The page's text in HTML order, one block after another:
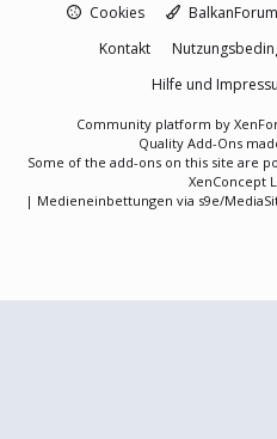
Cookies BalkanForum
Kontakt
Hilfe und
Community platform by
Quality Add-Ons
Some of the add-ons on this site are
XenConcept
| Medieneinbettungen via s9e/